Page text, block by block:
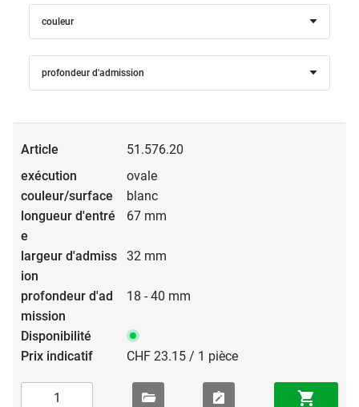
couleur
profondeur d'admission
51.576.20
ovale
blanc
67 mm
32 mm
18 - 40 mm
CHF 23.15 / 1 pièce